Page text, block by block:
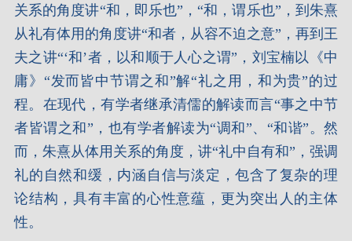
关系的角度讲“和，即乐也”，“和，谓乐也”，到朱熹
从礼有体用的角度讲“和者，从容不迫之意”，再到王
夫之讲“‘和’者，以和顺于人心之谓”，刘宝楠以《中
庸》“发而皆中节谓之和”解“礼之用，和为贵”的过
程。在现代，有学者继承清儒的解读而言“事之中节
者皆谓之和”，也有学者解读为“调和”、“和谐”。然
而，朱熹从体用关系的角度，讲“礼中自有和”，强调
礼的自然和缓，内涵自信与淡定，包含了复杂的理
论结构，具有丰富的心性意蕴，更为突出人的主体
性。